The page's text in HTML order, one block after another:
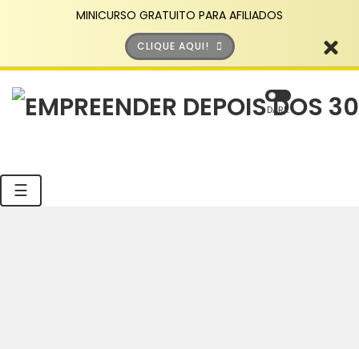
MINICURSO GRATUITO PARA AFILIADOS
CLIQUE AQUI!
☰
DARK